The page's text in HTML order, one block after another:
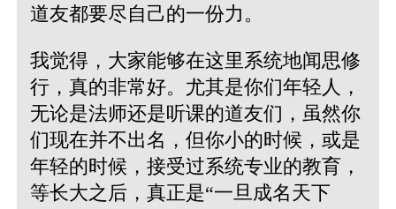
道友都要尽自己的一份力。
我觉得，大家能够在这里系统地闻思修
行，真的非常好。尤其是你们年轻人，
无论是法师还是听课的道友们，虽然你
们现在并不出名，但你小的时候，或是
年轻的时候，接受过系统专业的教育，
等长大之后，真正是“一旦成名天下